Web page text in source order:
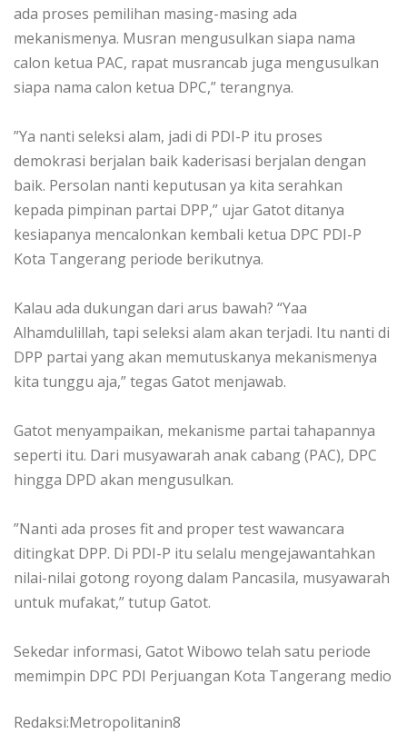
ada proses pemilihan masing-masing ada
mekanismenya. Musran mengusulkan siapa nama
calon ketua PAC, rapat musrancab juga mengusulkan
siapa nama calon ketua DPC,” terangnya.
‎”Ya nanti seleksi alam, jadi di PDI-P itu proses
demokrasi berjalan baik kaderisasi berjalan dengan
baik. Persolan nanti keputusan ya kita serahkan
kepada pimpinan partai DPP,” ujar Gatot ditanya
kesiapanya mencalonkan kembali ketua DPC PDI-P
Kota Tangerang periode berikutnya.
‎Kalau ada dukungan dari arus bawah? “Yaa
Alhamdulillah, tapi seleksi alam akan terjadi. Itu nanti di
DPP partai yang akan memutuskanya mekanismenya
kita tunggu aja,” tegas Gatot menjawab.
‎Gatot menyampaikan, mekanisme partai tahapannya
seperti itu. Dari musyawarah anak cabang (PAC), DPC
hingga DPD akan mengusulkan.
‎”Nanti ada proses fit and proper test wawancara
ditingkat DPP. Di PDI-P itu selalu mengejawantahkan
nilai-nilai gotong royong dalam Pancasila, musyawarah
untuk mufakat,” tutup Gatot.
‎Sekedar informasi, Gatot Wibowo telah satu periode
memimpin DPC PDI Perjuangan Kota Tangerang medio
Redaksi:Metropolitanin8